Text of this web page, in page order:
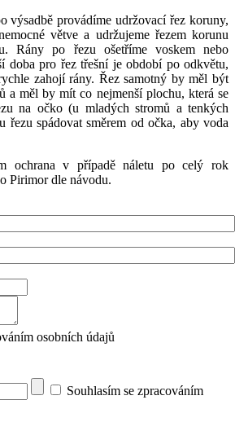
výsadbě provádíme udržovací řez koruny,
větve a udržujeme řezem korunu
Rány po řezu ošetříme voskem nebo
doba pro řez třešní je období po odkvětu,
zahojí rány. Řez samotný by měl být
a měl by mít co nejmenší plochu, která se
na očko (u mladých stromů a tenkých
řezu spádovat směrem od očka, aby voda
ochrana v případě náletu po celý rok
Pirimor dle návodu.
osobních údajů
Souhlasím se zpracováním